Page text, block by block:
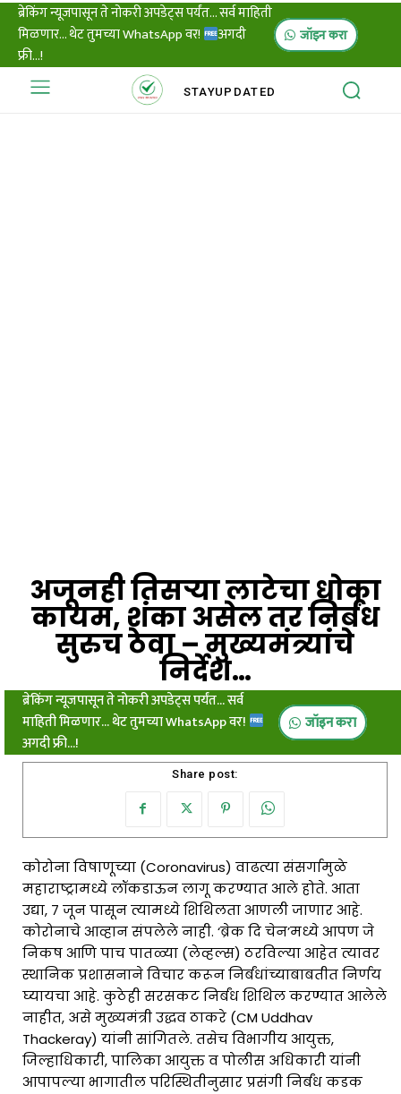
ब्रेकिंग न्यूजपासून ते नोकरी अपडेट्स पर्यंत... सर्व माहिती
मिळणार... थेट तुमच्या WhatsApp वर!
अगदी
फ्री...!
जॉइन करा
STAYUPDATED
अजूनही तिसऱ्या लाटेचा धोका
कायम, शंका असेल तर निर्बंध
सुरुच ठेवा – मुख्यमंत्र्यांचे
निर्देश…
ब्रेकिंग न्यूजपासून ते नोकरी अपडेट्स पर्यंत... सर्व
माहिती मिळणार... थेट तुमच्या WhatsApp वर!
अगदी फ्री...!
जॉइन करा
Share post:
कोरोना विषाणूच्या (Coronavirus) वाढत्या संसर्गामुळे
महाराष्ट्रामध्ये लॉकडाऊन लागू करण्यात आले होते. आता
उद्या, 7 जून पासून त्यामध्ये शिथिलता आणली जाणार आहे.
कोरोनाचे आव्हान संपलेले नाही. ‘ब्रेक दि चेन’मध्ये आपण जे
निकष आणि पाच पातळ्या (लेव्हल्स) ठरविल्या आहेत त्यावर
स्थानिक प्रशासनाने विचार करून निर्बंधांच्याबाबतीत निर्णय
घ्यायचा आहे. कुठेही सरसकट निर्बंध शिथिल करण्यात आलेले
नाहीत, असे मुख्यमंत्री उद्धव ठाकरे (CM Uddhav
Thackeray) यांनी सांगितले. तसेच विभागीय आयुक्त,
जिल्हाधिकारी, पालिका आयुक्त व पोलीस अधिकारी यांनी
आपापल्या भागातील परिस्थितीनुसार प्रसंगी निर्बंध कडक